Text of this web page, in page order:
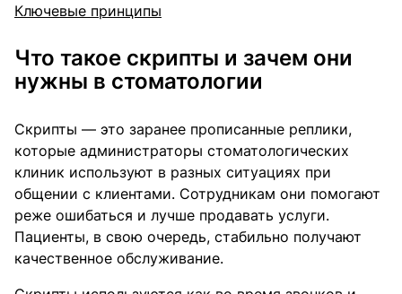
Ключевые принципы
Что такое скрипты и зачем они
нужны в стоматологии
Скрипты — это заранее прописанные реплики,
которые администраторы стоматологических
клиник используют в разных ситуациях при
общении с клиентами. Сотрудникам они помогают
реже ошибаться и лучше продавать услуги.
Пациенты, в свою очередь, стабильно получают
качественное обслуживание.